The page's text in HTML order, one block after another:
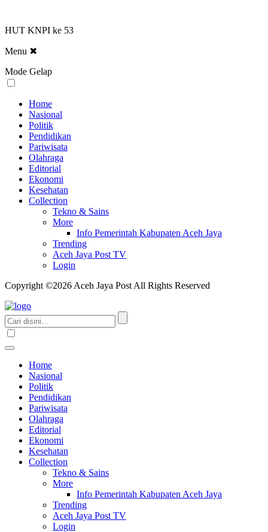
HUT KNPI ke 53
Menu ✖
Mode Gelap
Home
Nasional
Politik
Pendidikan
Pariwisata
Olahraga
Editorial
Ekonomi
Kesehatan
Collection
Tekno & Sains
More
Info Pemerintah Kabupaten Aceh Jaya
Trending
Aceh Jaya Post TV
Login
Copyright ©2026 Aceh Jaya Post All Rights Reserved
Home
Nasional
Politik
Pendidikan
Pariwisata
Olahraga
Editorial
Ekonomi
Kesehatan
Collection
Tekno & Sains
More
Info Pemerintah Kabupaten Aceh Jaya
Trending
Aceh Jaya Post TV
Login